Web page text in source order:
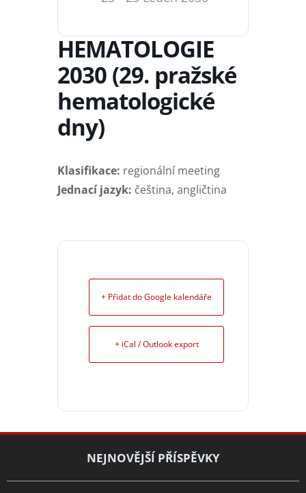
HEMATOLOGIE
2030 (29. pražské
hematologické
dny)
Klasifikace: regionální meeting
Jednací jazyk: čeština, angličtina
+ Přidat do Google kalendáře
+ iCal / Outlook export
NEJNOVĚJŠÍ PŘÍSPĚVKY